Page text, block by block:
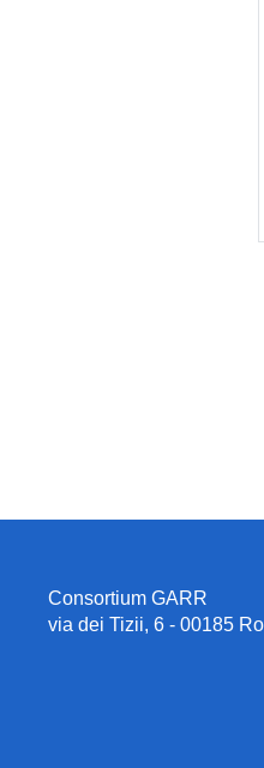
Consortium GARR
via dei Tizii, 6 - 00185